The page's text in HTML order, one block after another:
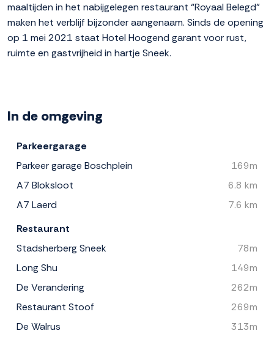
maaltijden in het nabijgelegen restaurant “Royaal Belegd”
maken het verblijf bijzonder aangenaam. Sinds de opening
op 1 mei 2021 staat Hotel Hoogend garant voor rust,
ruimte en gastvrijheid in hartje Sneek.
In de omgeving
Parkeergarage
Parkeer garage Boschplein
169m
A7 Bloksloot
6.8 km
A7 Laerd
7.6 km
Restaurant
Stadsherberg Sneek
78m
Long Shu
149m
De Verandering
262m
Restaurant Stoof
269m
De Walrus
313m